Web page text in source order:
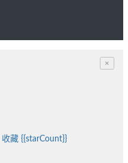
收藏 {{starCount}}
×